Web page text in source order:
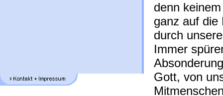
denn
ganz auf die
durch
Immer
Gott, von